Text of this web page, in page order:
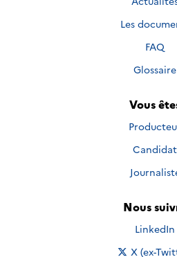
Les
FAQ
Glossaire
Vous
Candidat
Nous
Nous
LinkedIn
Nous
X (ex-